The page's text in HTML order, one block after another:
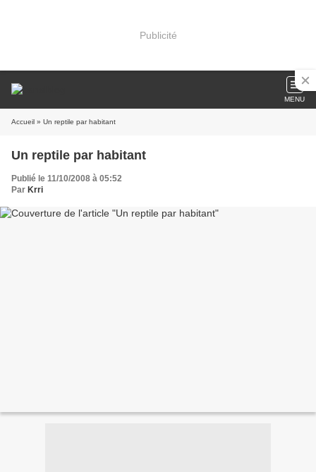
Publicité
MENU
Accueil » Un reptile par habitant
Un reptile par habitant
Publié le 11/10/2008 à 05:52
Par Krri